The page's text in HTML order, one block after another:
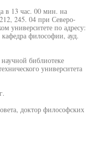
в 13 час. 00 мин. на
245. 04 при Северо-
университете по адресу:
философии, ауд.
библиотеке
университета
доктор философских